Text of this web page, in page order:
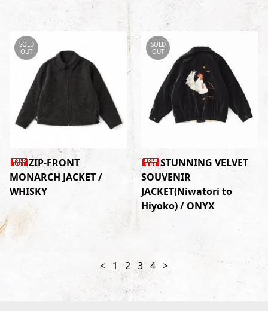
ZIP-FRONT
MONARCH JACKET /
WHISKY
SOLD
OUT
STUNNING VELVET
SOUVENIR
JACKET(Niwatori to
Hiyoko) / ONYX
SOLD
OUT
< 1 2 3 4 >